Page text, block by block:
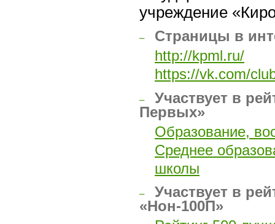
учреждение
–
Страницы в
http://kpml.ru/
https://vk.com/
–
Участвует в
Первых»
Образование,
Среднее
школы
–
Участвует в
«Нон-100П»